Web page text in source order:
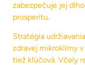
zabezpečuje jej
prosperitu.
Stratégia udržiavania
zdravej mikroklímy
tiež kľúčová. Včely